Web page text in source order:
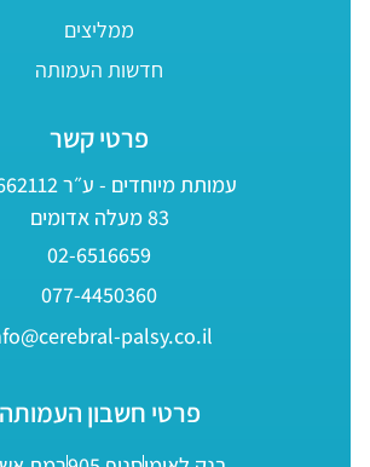
ממליצים
חדשות העמותה
פרטי קשר
עמותת מיוחדים - ע״ר 580662112
83 מעלה אדומים
02-6516659
077-4450360
palsy.co.il
פרטי חשבון העמותה